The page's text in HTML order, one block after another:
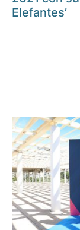
Elefantes’